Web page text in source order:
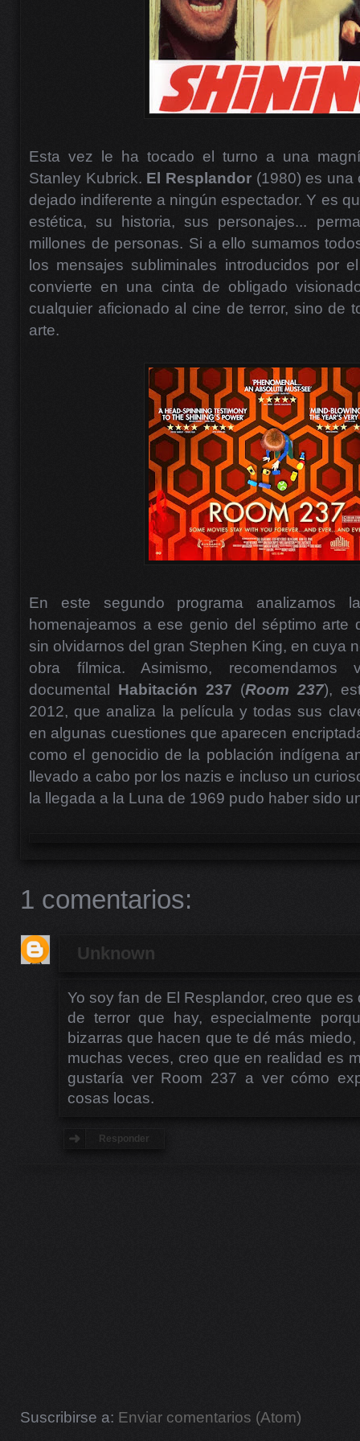
Esta vez le ha tocado el turno a una
Stanley Kubrick. El Resplandor (1980) es una
dejado indiferente a ningún espectador. Y es
estética, su historia, sus personajes...
millones de personas. Si a ello sumamos
los mensajes subliminales introducidos por
convierte en una cinta de obligado
cualquier aficionado al cine de terror, sino de
arte.
En este segundo programa analizamos
homenajeamos a ese genio del séptimo arte
sin olvidarnos del gran Stephen King, en cuya
obra fílmica. Asimismo, recomendamos
documental Habitación 237 (Room 237),
2012, que analiza la película y todas sus
en algunas cuestiones que aparecen
como el genocidio de la población indígena
llevado a cabo por los nazis e incluso un
la llegada a la Luna de 1969 pudo haber sido
1 comentarios:
Unknown
Yo soy fan de El Resplandor, creo que
de terror que hay, especialmente
bizarras que hacen que te dé más
muchas veces, creo que en realidad es
gustaría ver Room 237 a ver cómo
cosas locas.
Responder
Suscribirse a: Enviar comentarios (Atom)